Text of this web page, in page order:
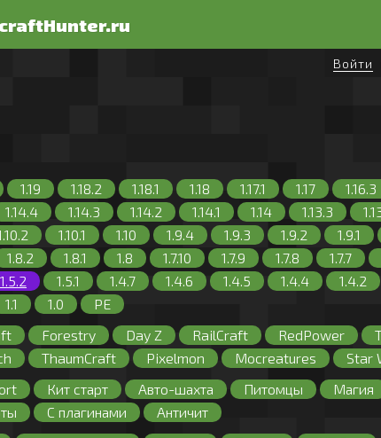
Войти
1.19 1.18.2 1.18.1 1.18 1.17.1 1.17 1.16.3
1.14.4 1.14.3 1.14.2 1.14.1 1.14 1.13.3
1.10.1 1.10 1.9.4 1.9.3 1.9.2 1.9.1
1.8.2 1.8.1 1.8 1.7.10 1.7.9 1.7.8 1.7.7
1.5.2 1.5.1 1.4.7 1.4.6 1.4.5 1.4.4 1.4.2
1.1 1.0
PE
Forestry Day Z RailCraft RedPower
ThaumCraft Pixelmon Mocreatures
Star
Galacticraft Сумеречный лес Оружие
Кит старт Авто-шахта Питомцы Магия
С плагинами
Античит